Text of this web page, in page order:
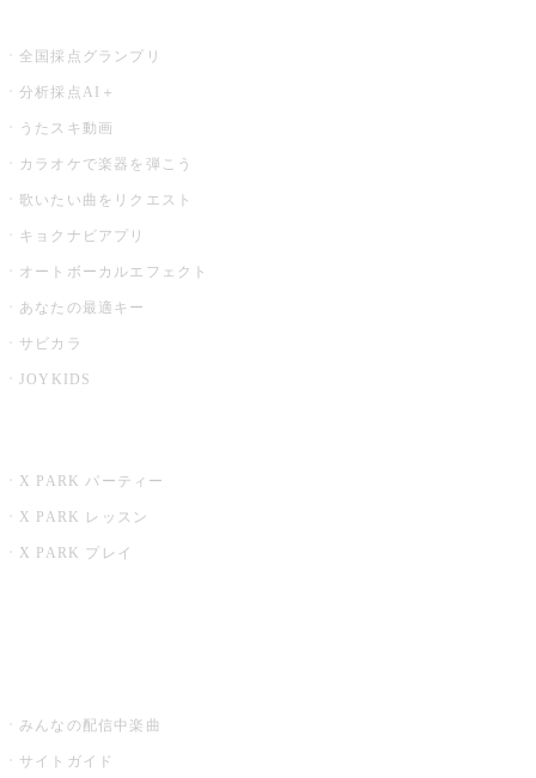
全国採点グランプリ
分析採点AI＋
うたスキ動画
カラオケで楽器を弾こう
歌いたい曲をリクエスト
キョクナビアプリ
オートボーカルエフェクト
あなたの最適キー
サビカラ
JOYKIDS
X PARK パーティー
X PARK レッスン
X PARK プレイ
みんなの配信中楽曲
サイトガイド